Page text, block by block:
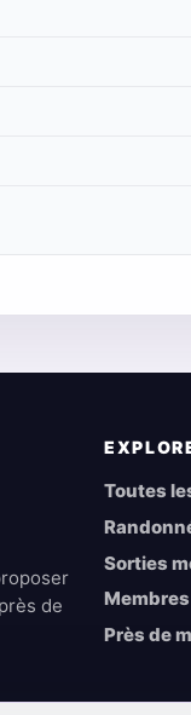
de
Toutes
Sorties
Membres
Près de